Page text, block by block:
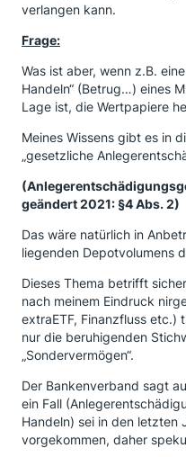
verlangen kann.
Frage:
Was ist aber, wenn z.B.
Handeln“ (Betrug…) eines
Lage ist, die Wertpapiere
Meines Wissens gibt es in
„gesetzliche
geändert 2021: §4 Abs. 2)
Das wäre natürlich in
liegenden Depotvolumens
Dieses Thema betrifft
nach meinem Eindruck
extraETF, Finanzfluss etc.)
nur die beruhigenden
„Sondervermögen“.
Der Bankenverband sagt
ein Fall
Handeln) sei in den letzten
vorgekommen, daher